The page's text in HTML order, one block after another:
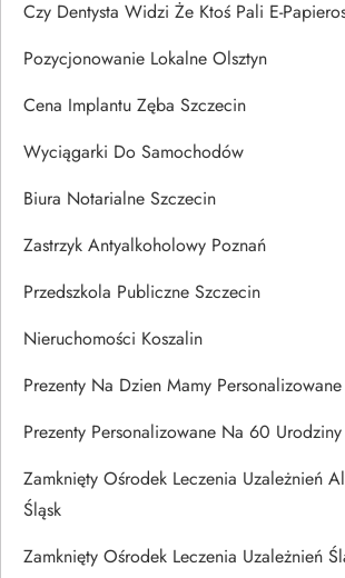
Czy Dentysta Widzi Że Ktoś Pali E-
Pozycjonowanie Lokalne Olsztyn
Cena Implantu Zęba Szczecin
Wyciągarki Do Samochodów
Biura Notarialne Szczecin
Zastrzyk Antyalkoholowy Poznań
Przedszkola Publiczne Szczecin
Nieruchomości Koszalin
Prezenty Na Dzien Mamy Personalizowane
Prezenty Personalizowane Na 60 Urodziny
Zamknięty Ośrodek Leczenia Uzależnień
Śląsk
Zamknięty Ośrodek Leczenia Uzależnień